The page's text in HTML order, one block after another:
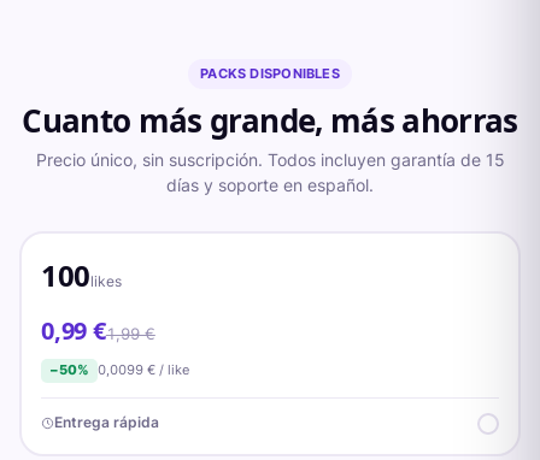
PACKS DISPONIBLES
Cuanto más grande, más ahorras
Precio único, sin suscripción. Todos incluyen garantía de 15
días y soporte en español.
100likes
0,99 €1,99 €
−50% 0,0099 € / like
Entrega rápida